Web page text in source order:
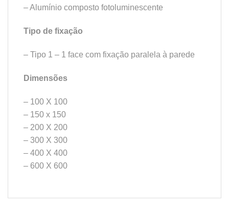
– Alumínio composto fotoluminescente
Tipo de fixação
– Tipo 1 – 1 face com fixação paralela à parede
Dimensões
– 100 X 100
– 150 x 150
– 200 X 200
– 300 X 300
– 400 X 400
– 600 X 600